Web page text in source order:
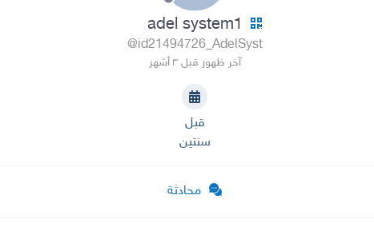
adel system1
@id21494726_AdelSyst
آخر ظهور قبل ٣ أشهر
قبل
سنتين
محادثة